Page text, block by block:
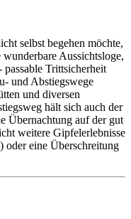
selbst begehen möchte,
Aussichtsloge,
Trittsicherheit
und Abstiegswege
und diversen
hält sich auch der
Übernachtung auf der gut
weitere Gipfelerlebnisse
oder eine Überschreitung